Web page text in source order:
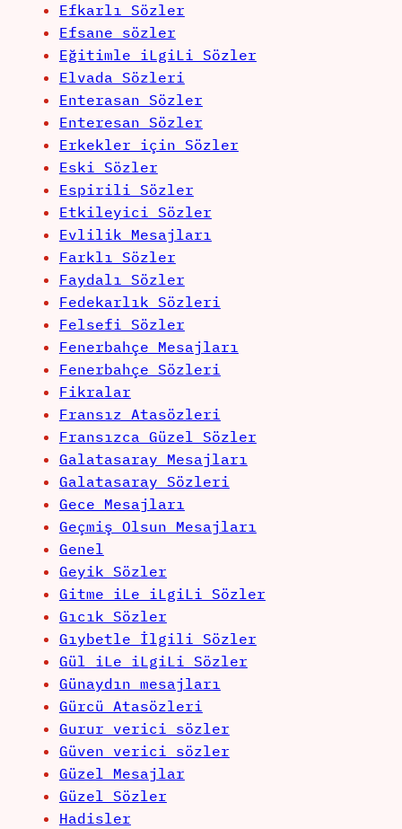
Efkarlı Sözler
Efsane sözler
Eğitimle iLgiLi Sözler
Elvada Sözleri
Enterasan Sözler
Enteresan Sözler
Erkekler için Sözler
Eski Sözler
Espirili Sözler
Etkileyici Sözler
Evlilik Mesajları
Farklı Sözler
Faydalı Sözler
Fedekarlık Sözleri
Felsefi Sözler
Fenerbahçe Mesajları
Fenerbahçe Sözleri
Fikralar
Fransız Atasözleri
Fransızca Güzel Sözler
Galatasaray Mesajları
Galatasaray Sözleri
Gece Mesajları
Geçmiş Olsun Mesajları
Genel
Geyik Sözler
Gitme iLe iLgiLi Sözler
Gıcık Sözler
Gıybetle İlgili Sözler
Gül iLe iLgiLi Sözler
Günaydın mesajları
Gürcü Atasözleri
Gurur verici sözler
Güven verici sözler
Güzel Mesajlar
Güzel Sözler
Hadisler